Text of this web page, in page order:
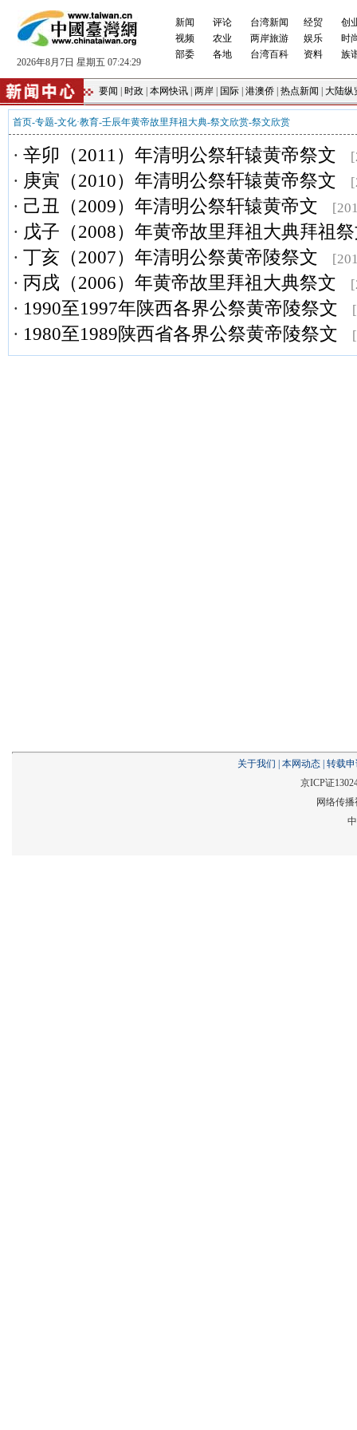
2026年8月7日 星期五 07:24:30
新闻
视频
部委
评论
农业
各地
台湾新闻
两岸旅游
台湾百科
经贸
娱乐
资料
创
时
族
要闻 | 时政 | 本网快讯 | 两岸 | 国际 | 港澳侨 | 热点新闻 | 大陆纵
首页-专题-文化·教育-壬辰年黄帝故里拜祖大典-祭文欣赏-祭文欣赏
· 辛卯（2011）年清明公祭轩辕黄帝祭文
· 庚寅（2010）年清明公祭轩辕黄帝祭文
· 己丑（2009）年清明公祭轩辕黄帝文
· 戊子（2008）年黄帝故里拜祖大典拜祖
· 丁亥（2007）年清明公祭黄帝陵祭文
· 丙戌（2006）年黄帝故里拜祖大典祭文
· 1990至1997年陕西各界公祭黄帝陵祭文
· 1980至1989陕西省各界公祭黄帝陵祭文
关于我们 本网动态 转载
京ICP证
网络传